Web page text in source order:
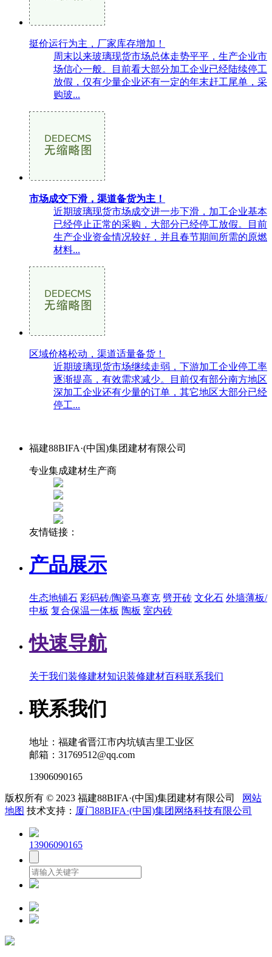
挺价运行为主，厂家库存增加！
周末以来玻璃现货市场总体走势平平，生产企业市
场信心一般。目前看大部分加工企业已经陆续停工
放假，仅有少量企业还有一定的年末赶工尾单，采
购玻...
市场成交下滑，渠道备货为主！
近期玻璃现货市场成交进一步下滑，加工企业基本
已经停止正常的采购，大部分已经停工放假。目前
生产企业资金情况较好，并且春节期间所需的原燃
材料...
区域价格松动，渠道适量备货！
近期玻璃现货市场继续走弱，下游加工企业停工率
逐渐提高，有效需求减少。目前仅有部分南方地区
深加工企业还有少量的订单，其它地区大部分已经
停工...
福建88BIFA·(中国)集团建材有限公司
专业集成建材生产商
友情链接：
产品展示
生态地铺石 彩码砖/陶瓷马赛克 劈开砖 文化石 外墙薄板/
中板 复合保温一体板 陶板 室内砖
快速导航
关于我们装修建材知识装修建材百科联系我们
联系我们
地址：福建省晋江市内坑镇吉里工业区
邮箱：31769512@qq.com
13906090165
版权所有 © 2023 福建88BIFA·(中国)集团建材有限公司
网站
地图 技术支持： 厦门88BIFA·(中国)集团网络科技有限公司
13906090165